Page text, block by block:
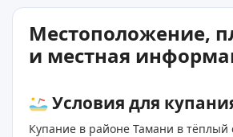
Местоположение,
и местная
Условия для
Купание в районе Тамани в тёплый